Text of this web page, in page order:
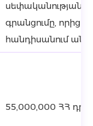
սեփականության
գրանցումը, որից
հանդիսանում
55,000,000 ՀՀ